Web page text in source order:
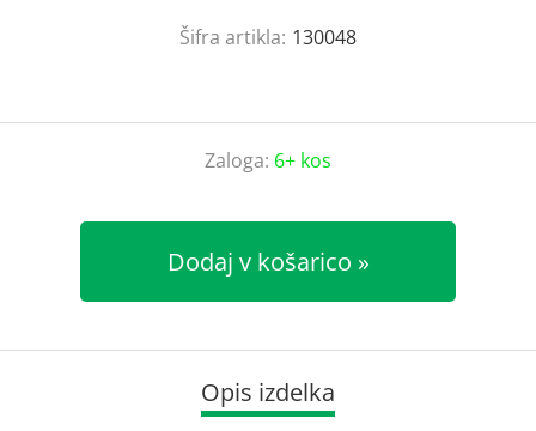
Šifra artikla: 130048
Zaloga: 6+ kos
Dodaj v košarico
Opis izdelka